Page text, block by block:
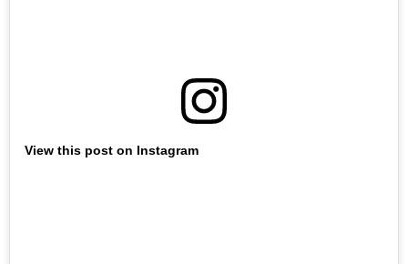
View this post on Instagram